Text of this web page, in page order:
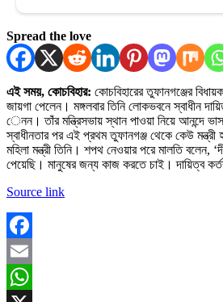
Spread the love
এই সময়, কোচবিহার: কোচবিহারের তুফানগঞ্জের
জায়গা পেলেন। মঙ্গলবার তিনি লোকভবনে স্বাধীন
েনন। তাঁর মন্ত্রিসভায় স্থান পাওয়া নিয়ে আনন্দে
স্বাধীনতার পর এই প্রথম তুফানগঞ্জ থেকে কেউ
মহিলা মন্ত্রী তিনি। শপথ নেওয়ার পরে মালতি বলেন,
পেয়েছি। মানুষের জন্য কাজ করতে চাই। দায়িত্ব
Source link
Facebook
Email